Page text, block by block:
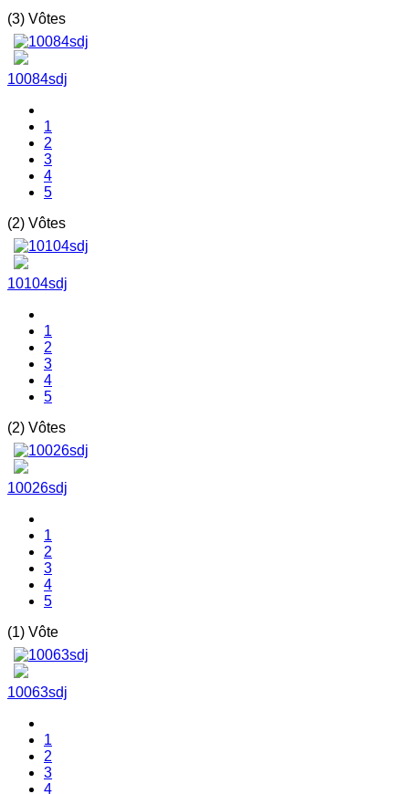
(3) Vôtes
10084sdj
1
2
3
4
5
(2) Vôtes
10104sdj
1
2
3
4
5
(2) Vôtes
10026sdj
1
2
3
4
5
(1) Vôte
10063sdj
1
2
3
4